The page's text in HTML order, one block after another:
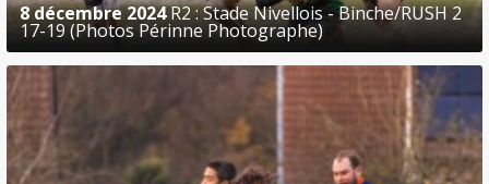
8 décembre 2024R2 : Stade Nivellois - Binche/RUSH 2
17-19 (Photos Périnne Photographe)